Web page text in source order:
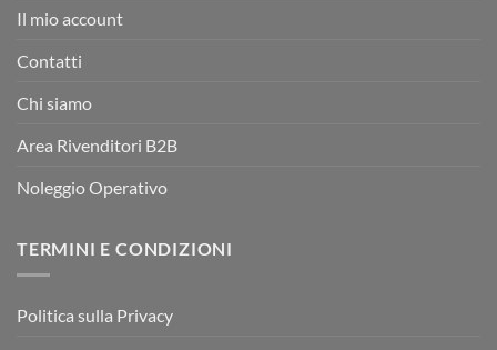
Il mio account
Contatti
Chi siamo
Area Rivenditori B2B
Noleggio Operativo
TERMINI E CONDIZIONI
Politica sulla Privacy